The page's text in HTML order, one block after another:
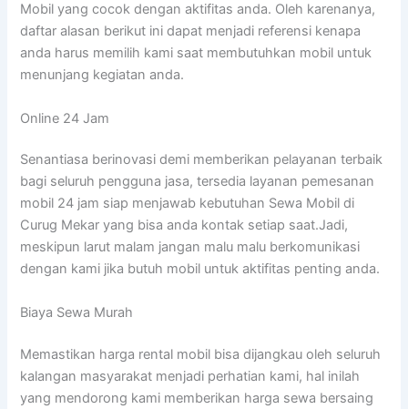
Mobil yang cocok dengan aktifitas anda. Oleh karenanya,
daftar alasan berikut ini dapat menjadi referensi kenapa
anda harus memilih kami saat membutuhkan mobil untuk
menunjang kegiatan anda.
Online 24 Jam
Senantiasa berinovasi demi memberikan pelayanan terbaik
bagi seluruh pengguna jasa, tersedia layanan pemesanan
mobil 24 jam siap menjawab kebutuhan Sewa Mobil di
Curug Mekar yang bisa anda kontak setiap saat.Jadi,
meskipun larut malam jangan malu malu berkomunikasi
dengan kami jika butuh mobil untuk aktifitas penting anda.
Biaya Sewa Murah
Memastikan harga rental mobil bisa dijangkau oleh seluruh
kalangan masyarakat menjadi perhatian kami, hal inilah
yang mendorong kami memberikan harga sewa bersaing